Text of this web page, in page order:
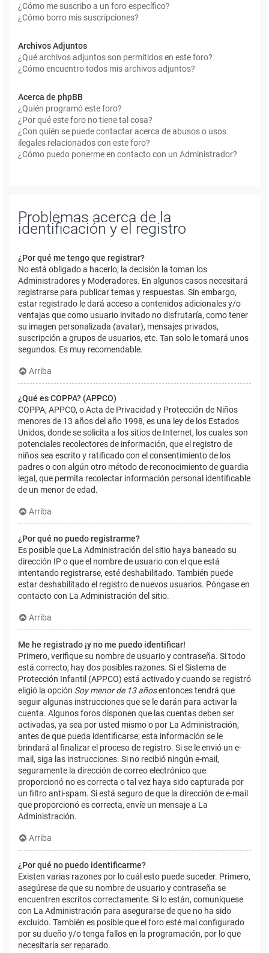
¿Cómo me suscribo a un foro específico?
¿Cómo borro mis suscripciones?
Archivos Adjuntos
¿Qué archivos adjuntos son permitidos en este foro?
¿Cómo encuentro todos mis archivos adjuntos?
Acerca de phpBB
¿Quién programó este foro?
¿Por qué este foro no tiene tal cosa?
¿Con quién se puede contactar acerca de abusos o usos
ilegales relacionados con este foro?
¿Cómo puedo ponerme en contacto con un Administrador?
Problemas acerca de la
identificación y el registro
¿Por qué me tengo que registrar?
No está obligado a hacerlo, la decisión la toman los
Administradores y Moderadores. En algunos casos necesitará
registrarse para publicar temas y respuestas. Sin embargo,
estar registrado le dará acceso a contenidos adicionales y/o
ventajas que como usuario invitado no disfrutaría, como tener
su imagen personalizada (avatar), mensajes privados,
suscripción a grupos de usuarios, etc. Tan solo le tomará unos
segundos. Es muy recomendable.
Arriba
¿Qué es COPPA? (APPCO)
COPPA, APPCO, o Acta de Privacidad y Protección de Niños
menores de 13 años del año 1998, es una ley de los Estados
Unidos, donde se solicita a los sitios de Internet, los cuales son
potenciales recolectores de información, que el registro de
niños sea escrito y ratificado con el consentimiento de los
padres o con algún otro método de reconocimiento de guardia
legal, que permita recolectar información personal identificable
de un menor de edad.
Arriba
¿Por qué no puedo registrarme?
Es posible que La Administración del sitio haya baneado su
dirección IP o que el nombre de usuario con el que está
intentando registrarse, esté deshabilitado. También puede
estar deshabilitado el registro de nuevos usuarios. Póngase en
contacto con La Administración del sitio.
Arriba
Me he registrado ¡y no me puedo identificar!
Primero, verifique su nombre de usuario y contraseña. Si todo
está correcto, hay dos posibles razones. Si el Sistema de
Protección Infantil (APPCO) está activado y cuando se registró
eligió la opción Soy menor de 13 añosentonces tendrá que
seguir algunas instrucciones que se le darán para activar la
cuenta. Algunos foros disponen que las cuentas deben ser
activadas, ya sea por usted mismo o por La Administración,
antes de que pueda identificarse; esta información se le
brindará al finalizar el proceso de registro. Si se le envió un e-
mail, siga las instrucciones. Si no recibió ningún e-mail,
seguramente la dirección de correo electrónico que
proporcionó no es correcta o tal vez haya sido capturada por
un filtro anti-spam. Si está seguro de que la dirección de e-mail
que proporcionó es correcta, envíe un mensaje a La
Administración.
Arriba
¿Por qué no puedo identificarme?
Existen varias razones por lo cuál esto puede suceder. Primero,
asegúrese de que su nombre de usuario y contraseña se
encuentren escritos correctamente. Si lo están, comuníquese
con La Administración para asegurarse de que no ha sido
excluido. También es posible que el foro esté mal configurado
por su dueño y/o tenga fallos en la programación, por lo que
necesitaría ser reparado.